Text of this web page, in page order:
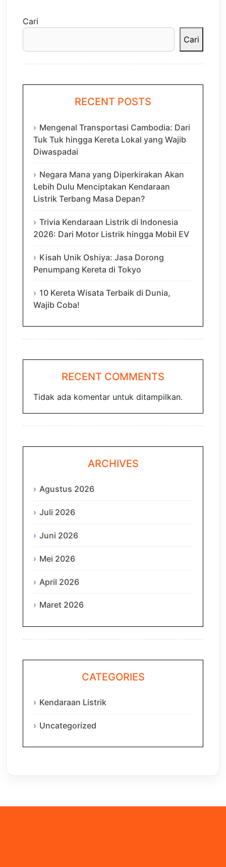
Cari
Cari
RECENT POSTS
Mengenal Transportasi Cambodia: Dari
Tuk Tuk hingga Kereta Lokal yang Wajib
Diwaspadai
Negara Mana yang Diperkirakan Akan
Lebih Dulu Menciptakan Kendaraan
Listrik Terbang Masa Depan?
Trivia Kendaraan Listrik di Indonesia
2026: Dari Motor Listrik hingga Mobil EV
Kisah Unik Oshiya: Jasa Dorong
Penumpang Kereta di Tokyo
10 Kereta Wisata Terbaik di Dunia,
Wajib Coba!
RECENT COMMENTS
Tidak ada komentar untuk ditampilkan.
ARCHIVES
Agustus 2026
Juli 2026
Juni 2026
Mei 2026
April 2026
Maret 2026
CATEGORIES
Kendaraan Listrik
Uncategorized